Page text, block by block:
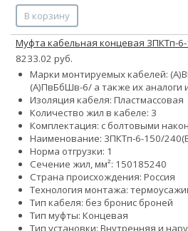
В корзину
Муфта кабельная концевая 3ПКТп-
8233.02 руб.
Марки монтируемых кабелей:
(А)ПвБбШв-6/ а также их аналоги
Изоляция кабеля: Пластмассовая
Количество жил в кабеле: 3
Комплектация: с болтовыми
Наименование: 3ПКТп-6-150/
Норма отгрузки: 1
Сечение жил, мм²: 150185240
Страна происхождения: Россия
Технология монтажа:
Тип кабеля: без бронис броней
Тип муфты: Концевая
Тип установки: Внутренняя и